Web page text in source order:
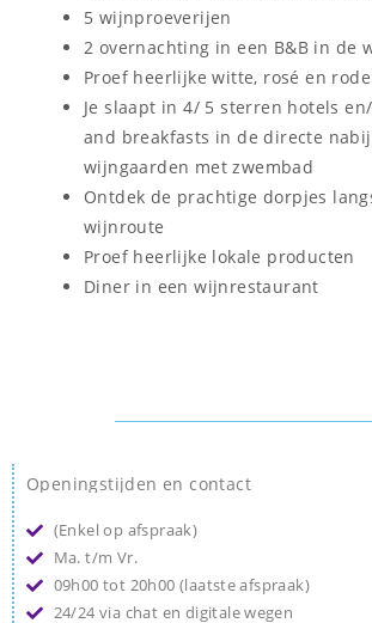
5 wijnproeverijen
2 overnachting in een B&B in de
Proef heerlijke witte, rosé en
Je slaapt in 4/ 5 sterren hotels
and breakfasts in de directe
wijngaarden met zwembad
Ontdek de prachtige dorpjes
wijnroute
Proef heerlijke lokale producten
Diner in een wijnrestaurant
Openingstijden en contact
(Enkel op afspraak)
Ma. t/m Vr.
09h00 tot 20h00 (laatste afspraak)
24/24 via chat en digitale wegen